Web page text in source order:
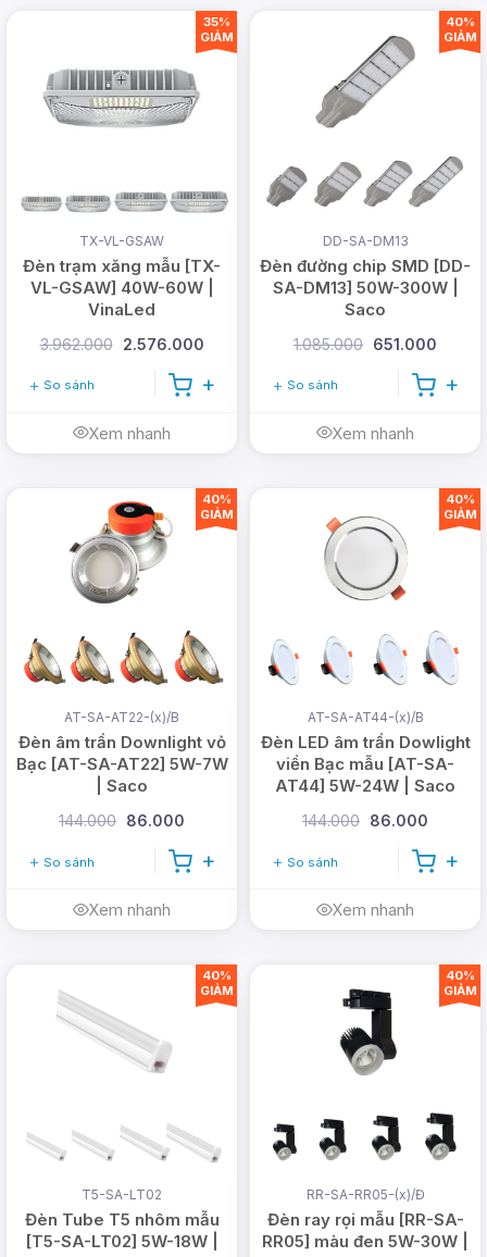
TX-VL-GSAW
Đèn trạm xăng mẫu [TX-
VL-GSAW] 40W-60W |
VinaLed
3.962.000 2.576.000
So sánh
Xem nhanh
35%
GIẢM
DD-SA-DM13
Đèn đường chip SMD [DD-
SA-DM13] 50W-300W |
Saco
1.085.000 651.000
So sánh
Xem nhanh
40%
GIẢM
AT-SA-AT22-(x)/B
Đèn âm trần Downlight vỏ
Bạc [AT-SA-AT22] 5W-7W
| Saco
144.000 86.000
So sánh
Xem nhanh
40%
GIẢM
AT-SA-AT44-(x)/B
Đèn LED âm trần Dowlight
viền Bạc mẫu [AT-SA-
AT44] 5W-24W | Saco
144.000 86.000
So sánh
Xem nhanh
40%
GIẢM
T5-SA-LT02
Đèn Tube T5 nhôm mẫu
[T5-SA-LT02] 5W-18W |
40%
GIẢM
RR-SA-RR05-(x)/Đ
Đèn ray rọi mẫu [RR-SA-
RR05] màu đen 5W-30W |
40%
GIẢM